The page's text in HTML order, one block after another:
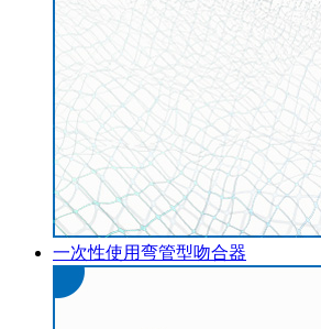
一次性使用弯管型吻合器